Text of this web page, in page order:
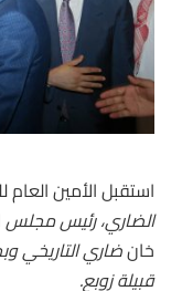
استقبل الأمين
الضاري، رئيس مجلس
خانضاري التاريخي
قبيلة زوبع.